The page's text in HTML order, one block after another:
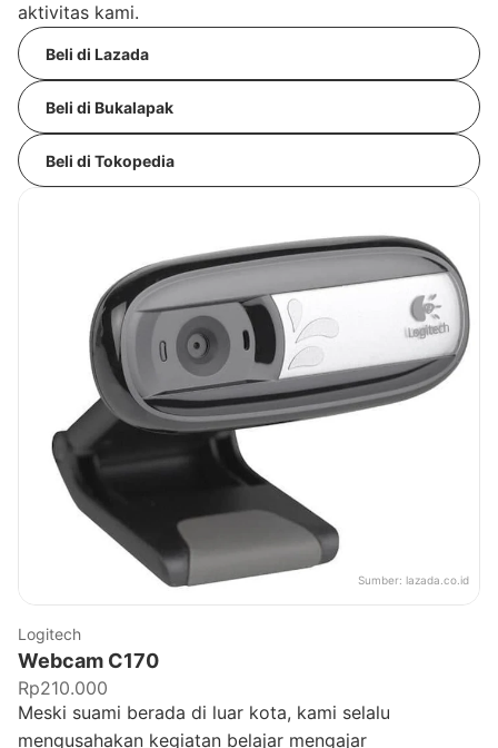
aktivitas kami.
Beli di Lazada
Beli di Bukalapak
Beli di Tokopedia
Sumber: lazada.co.id
Logitech
Webcam C170
Rp210.000
Meski suami berada di luar kota, kami selalu
mengusahakan kegiatan belajar mengajar